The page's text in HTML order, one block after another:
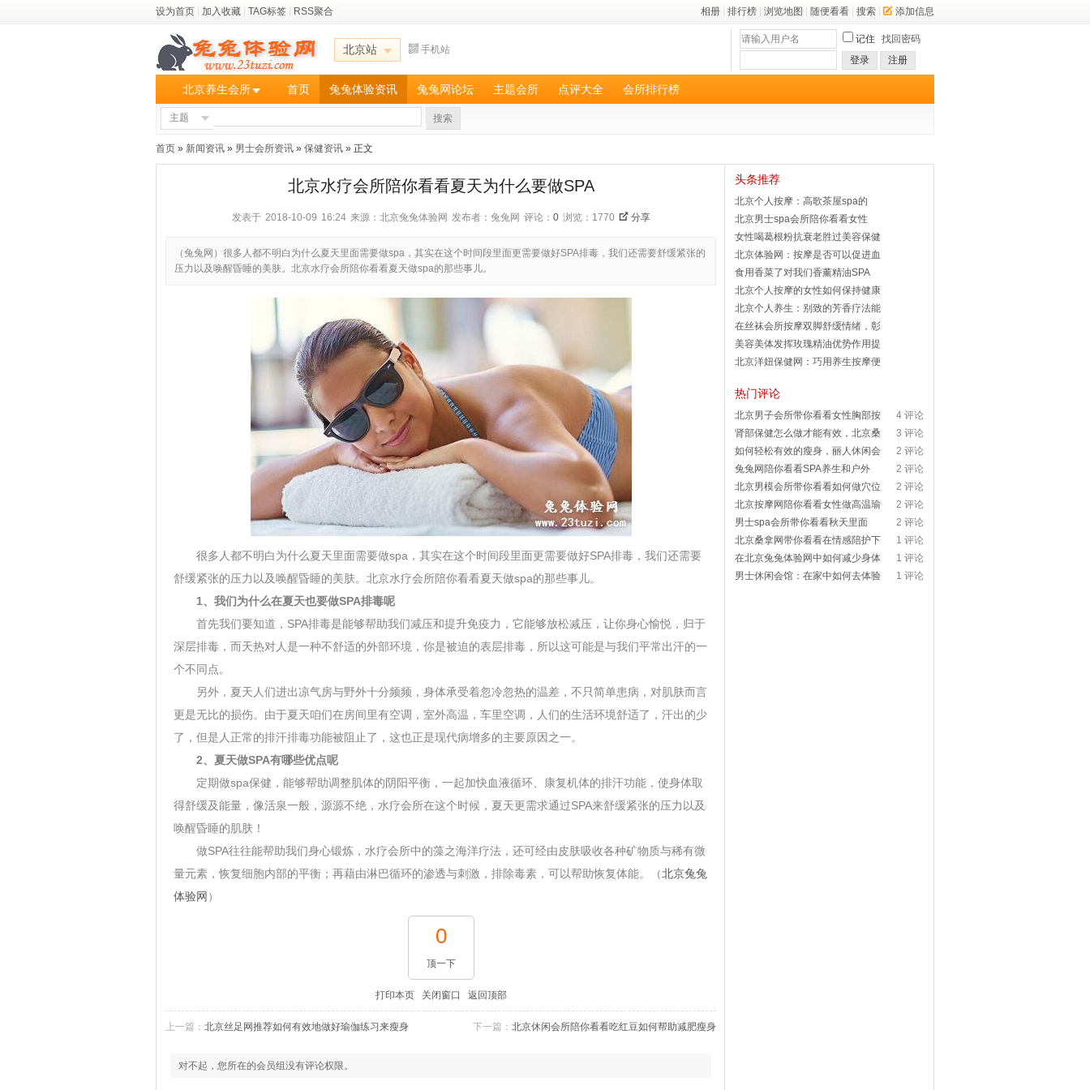
设为首页 加入收藏 TAG标签 RSS聚合 相册 排行榜 浏览地图 随便看看 搜索 添加信息
北京站 手机站
记住 找回密码
登录
注册
北京养生会所 首页 兔兔体验资讯 兔兔网论坛 主题会所 点评大全 会所排行榜
主题 搜索
首页 » 新闻资讯 » 男士会所资讯 » 保健资讯 » 正文
北京水疗会所陪你看看夏天为什么要做SPA
发表于 2018-10-09 16:24 来源：北京兔兔体验网 发布者：兔兔网 评论： 0 浏览：1770 分享
（兔兔网）很多人都不明白为什么夏天里面需要做spa，其实在这个时间段里面更需要做好SPA排毒，我们还需要舒缓紧张的
压力以及唤醒昏睡的美肤。北京水疗会所陪你看看夏天做spa的那些事儿。
很多人都不明白为什么夏天里面需要做spa ，其实在这个时间段里面更需要做好SPA排毒，我们还需要
舒缓紧张的压力以及唤醒昏睡的美肤。北京水疗会所陪你看看夏天做spa的那些事儿。
1、我们为什么在夏天也要做SPA排毒呢
首先我们要知道， SPA排毒是能够帮助我们减压和提升免疫力，它能够放松减压，让你身心愉悦，归于
深层排毒，而天热对人是一种不舒适的外部环境，你是被迫的表层排毒，所以这可能是与我们平常出汗的一
个不同点。
另外，夏天人们进出凉气房与野外十分频频，身体承受着忽冷忽热的温差，不只简单患病，对肌肤而言
更是无比的损伤。由于夏天咱们在房间里有空调，室外高温，车里空调，人们的生活环境舒适了，汗出的少
了，但是人正常的排汗排毒功能被阻止了，这也正是现代病增多的主要原因之一。
2、夏天做SPA有哪些优点呢
定期做spa保健，能够帮助调整肌体的阴阳平衡，一起加快血液循环、康复机体的排汗功能，使身体取
得舒缓及能量，像活泉一般，源源不绝，水疗会所在这个时候，夏天更需求通过SPA来舒缓紧张的压力以及
唤醒昏睡的肌肤！
做SPA往往能帮助我们身心锻炼，水疗会所中的藻之海洋疗法，还可经由皮肤吸收各种矿物质与稀有微
量元素，恢复细胞内部的平衡；再藉由淋巴循环的渗透与刺激，排除毒素，可以帮助恢复体能。（北京兔兔
体验网 ）
0
顶一下
打印本页 关闭窗口 返回顶部
上一篇： 北京丝足网推荐如何有效地做好瑜伽练习来瘦身 下一篇： 北京休闲会所陪你看看吃红豆如何帮助减肥瘦身
对不起，您所在的会员组没有评论权限。
头条推荐
北京个人按摩：高歌茶屋spa的
北京男士spa会所陪你看看女性
女性喝葛根粉抗衰老胜过美容保健
北京体验网：按摩是否可以促进血
食用香菜了对我们香薰精油SPA
北京个人按摩的女性如何保持健康
北京个人养生：别致的芳香疗法能
在丝袜会所按摩双脚舒缓情绪，彰
美容美体发挥玫瑰精油优势作用提
北京洋妞保健网：巧用养生按摩便
热门评论
4 评论
北京男子会所带你看看女性胸部按
3 评论
肾部保健怎么做才能有效，北京桑
2 评论
如何轻松有效的瘦身，丽人休闲会
2 评论
兔兔网陪你看看SPA养生和户外
2 评论
北京男模会所带你看看如何做穴位
2 评论
北京按摩网陪你看看女性做高温瑜
2 评论
男士spa会所带你看看秋天里面
1 评论
北京桑拿网带你看看在情感陪护下
1 评论
在北京兔兔体验网中如何减少身体
1 评论
男士休闲会馆：在家中如何去体验